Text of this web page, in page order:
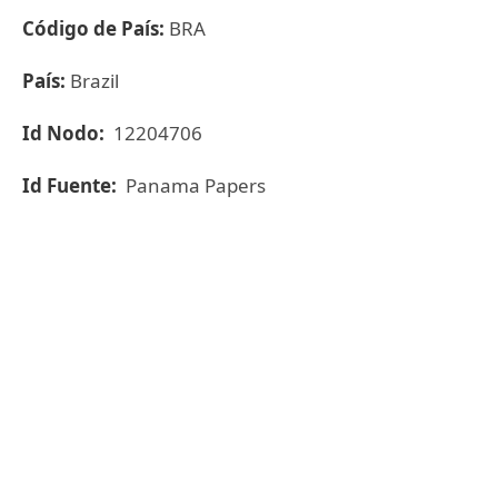
Código de País: BRA
País: Brazil
Id Nodo: 12204706
Id Fuente: Panama Papers